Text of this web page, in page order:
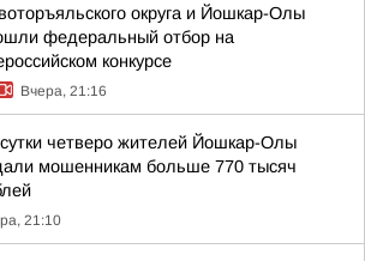
округа и Йошкар-Олы
федеральный отбор на
конкурсе
Вчера, 21:16
четверо жителей Йошкар-Олы
мошенникам больше 770 тысяч
21:10